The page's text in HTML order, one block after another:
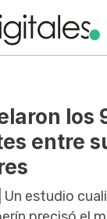
los
entre
| Un estudio